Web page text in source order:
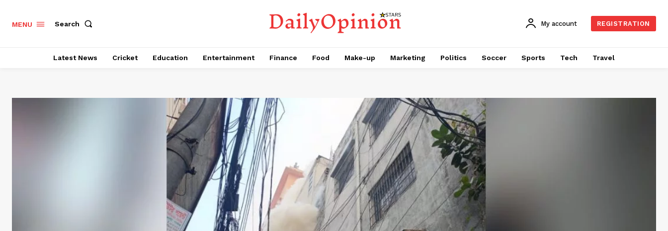
MENU Search My account REGISTRATION
Latest News Cricket Education Entertainment Finance Food Make-up Marketing Politics Soccer Sports Tech Travel